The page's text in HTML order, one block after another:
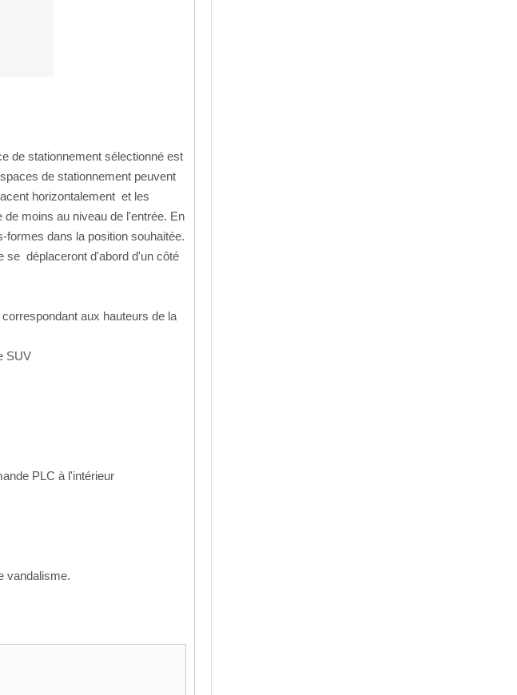
de stationnement sélectionné est
de stationnement peuvent
horizontalement et les
moins au niveau de l'entrée. En
dans la position souhaitée.
se déplaceront d'abord d'un côté
aux hauteurs de la
SUV
PLC à l'intérieur
vandalisme.